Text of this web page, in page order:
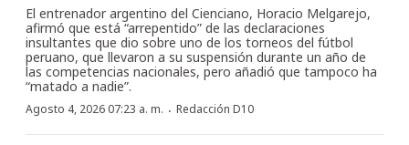
El entrenador argentino del Cienciano, Horacio Melgarejo,
afirmó que está “arrepentido” de las declaraciones
insultantes que dio sobre uno de los torneos del fútbol
peruano, que llevaron a su suspensión durante un año de
las competencias nacionales, pero añadió que tampoco ha
“matado a nadie”.
Agosto 4, 2026 07:23 a. m. · Redacción D10